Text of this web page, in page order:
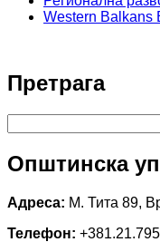
Western Balkans
Претрага
Општинска
Адреса: М. Тита 89,
Телефон: